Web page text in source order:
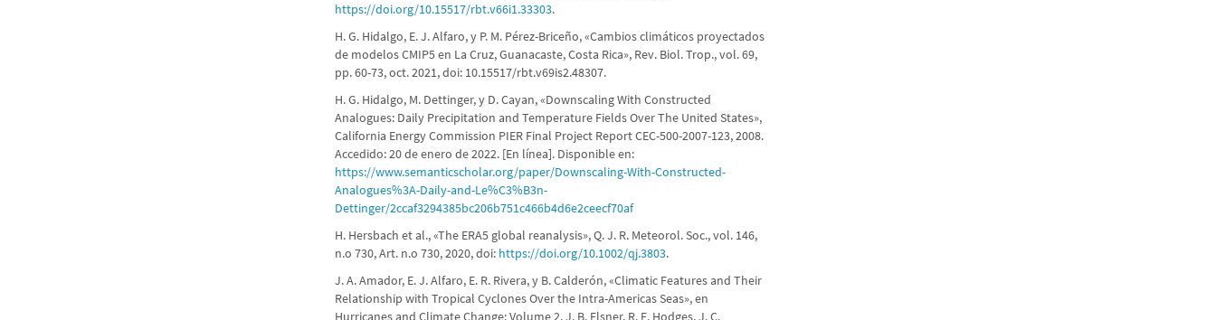
https://doi.org/10.15517/rbt.v66i1.33303.
H. G. Hidalgo, E. J. Alfaro, y P. M. Pérez-Briceño, «Cambios climáticos proyectados
de modelos CMIP5 en La Cruz, Guanacaste, Costa Rica», Rev. Biol. Trop., vol. 69,
pp. 60-73, oct. 2021, doi: 10.15517/rbt.v69is2.48307.
H. G. Hidalgo, M. Dettinger, y D. Cayan, «Downscaling With Constructed
Analogues: Daily Precipitation and Temperature Fields Over The United States»,
California Energy Commission PIER Final Project Report CEC-500-2007-123, 2008.
Accedido: 20 de enero de 2022. [En línea]. Disponible en:
https://www.semanticscholar.org/paper/Downscaling-With-Constructed-
Analogues%3A-Daily-and-Le%C3%B3n-
Dettinger/2ccaf3294385bc206b751c466b4d6e2ceecf70af
H. Hersbach et al., «The ERA5 global reanalysis», Q. J. R. Meteorol. Soc., vol. 146,
n.o 730, Art. n.o 730, 2020, doi: https://doi.org/10.1002/qj.3803.
J. A. Amador, E. J. Alfaro, E. R. Rivera, y B. Calderón, «Climatic Features and Their
Relationship with Tropical Cyclones Over the Intra-Americas Seas», en
Hurricanes and Climate Change: Volume 2, J. B. Elsner, R. E. Hodges, J. C.